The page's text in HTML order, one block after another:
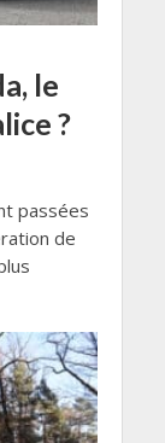
le
?
passées
de